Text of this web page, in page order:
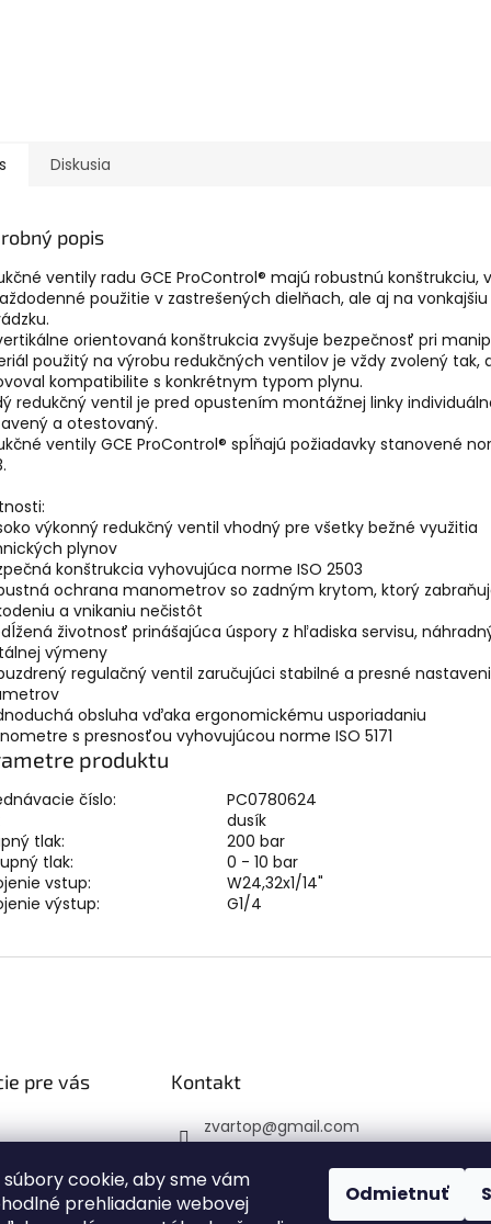
cookie, aby sme vám
prehliadanie webovej
Odmietnuť
Diskusia
popis
ventily radu GCE ProControl® majú robustnú konštrukciu,
použitie v zastrešených dielňach, ale aj na vonkajšiu
orientovaná konštrukcia zvyšuje bezpečnosť pri
použitý na výrobu redukčných ventilov je vždy zvolený tak,
kompatibilite s konkrétnym typom plynu.
redukčný ventil je pred opustením montážnej linky
a otestovaný.
ventily GCE ProControl® spĺňajú požiadavky stanovené
výkonný redukčný ventil vhodný pre všetky bežné využitia
plynov
konštrukcia vyhovujúca norme ISO 2503
ochrana manometrov so zadným krytom, ktorý
a vnikaniu nečistôt
životnosť prinášajúca úspory z hľadiska servisu,
výmeny
regulačný ventil zaručujúci stabilné a presné
obsluha vďaka ergonomickému usporiadaniu
s presnosťou vyhovujúcou norme ISO 5171
produktu
číslo:
PC0780624
dusík
tlak:
200 bar
tlak:
0 - 10 bar
vstup:
W24,32x1/14"
výstup:
G1/4
pre vás
platba
podmienky
Kontakt
zvartop@gmail.com
Sledujte nás na Faceb
ooku